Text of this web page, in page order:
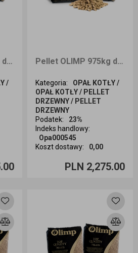
Pellet OLIMP 975kg dostawa Śląsk
/
Pellet OLIMP 975kg dostawa Opole i okolice
Kategoria:
OPAŁ KOTŁY /
OPAŁ KOTŁY / PELLET
DRZEWNY / PELLET
DRZEWNY
Podatek:
23%
Indeks handlowy:
Opa000545
Koszt dostawy: 0,00
PLN 2,275.00
Ilość sztuk